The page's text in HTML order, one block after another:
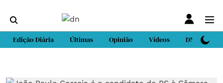
Edição Diária Últimas Opinião Vídeos DN Sport